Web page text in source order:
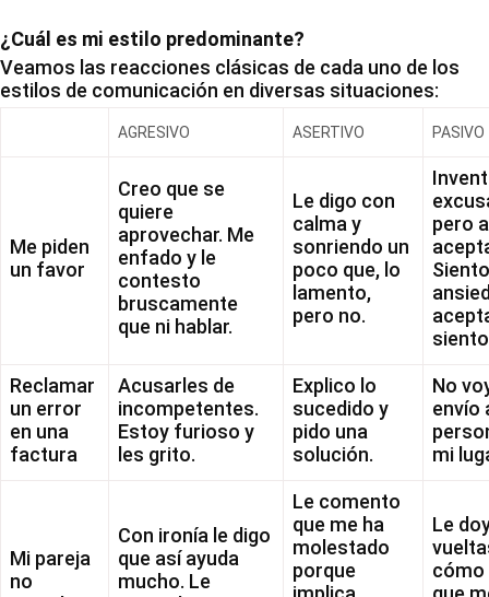
¿Cuál es mi estilo predominante?
Veamos las reacciones clásicas de cada uno de los
estilos de comunicación en diversas situaciones:
AGRESIVO ASERTIVO PASIVO
Me piden
un favor
Creo que se
quiere
aprovechar. Me
enfado y le
contesto
bruscamente
que ni hablar.
Le digo con
calma y
sonriendo un
poco que, lo
lamento,
pero no.
pero
Siento
Reclamar
un error
en una
factura
Acusarles de
incompetentes.
Estoy furioso y
les grito.
Explico lo
sucedido y
pido una
solución.
No
envío
mi
Mi pareja
no
Con ironía le digo
que así ayuda
mucho. Le
Le comento
que me ha
molestado
porque
Le
cómo